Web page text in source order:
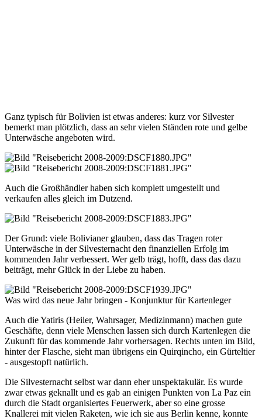
Ganz typisch für Bolivien ist etwas anderes: kurz vor Silvester
bemerkt man plötzlich, dass an sehr vielen Ständen rote und gelbe
Unterwäsche angeboten wird.
Auch die Großhändler haben sich komplett umgestellt und
verkaufen alles gleich im Dutzend.
Der Grund: viele Bolivianer glauben, dass das Tragen roter
Unterwäsche in der Silvesternacht den finanziellen Erfolg im
kommenden Jahr verbessert. Wer gelb trägt, hofft, dass das dazu
beiträgt, mehr Glück in der Liebe zu haben.
Was wird das neue Jahr bringen - Konjunktur für Kartenleger
Auch die Yatiris (Heiler, Wahrsager, Medizinmann) machen gute
Geschäfte, denn viele Menschen lassen sich durch Kartenlegen die
Zukunft für das kommende Jahr vorhersagen. Rechts unten im Bild,
hinter der Flasche, sieht man übrigens ein Quirqincho, ein Gürteltier
- ausgestopft natürlich.
Die Silvesternacht selbst war dann eher unspektakulär. Es wurde
zwar etwas geknallt und es gab an einigen Punkten von La Paz ein
durch die Stadt organisiertes Feuerwerk, aber so eine grosse
Knallerei mit vielen Raketen, wie ich sie aus Berlin kenne, konnte